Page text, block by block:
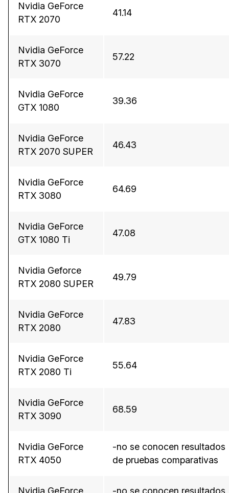
Nvidia GeForce
RTX 2070
41.14
Nvidia GeForce
RTX 3070
57.22
Nvidia GeForce
GTX 1080
39.36
Nvidia GeForce
RTX 2070 SUPER
46.43
Nvidia GeForce
RTX 3080
64.69
Nvidia GeForce
GTX 1080 Ti
47.08
Nvidia Geforce
RTX 2080 SUPER
49.79
Nvidia GeForce
RTX 2080
47.83
Nvidia GeForce
RTX 2080 Ti
55.64
Nvidia GeForce
RTX 3090
68.59
Nvidia GeForce
RTX 4050
-no se conocen resultados
de pruebas comparativas
Nvidia GeForce -no se conocen resultados